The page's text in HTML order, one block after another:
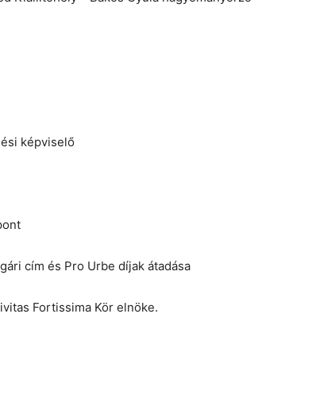
képviselő
cím és Pro Urbe díjak átadása
Fortissima Kör elnöke.